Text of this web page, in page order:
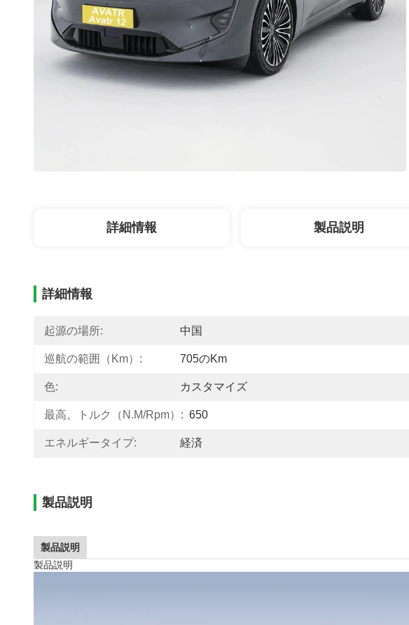
詳細情報 製品説明
詳細情報
起源の場所: 中国
巡航の範囲（km）: 705のKm
色: カスタマイズ
最高。トルク（N.m/rpm）: 650
エネルギータイプ: 経済
製品説明
製品説明
製品説明